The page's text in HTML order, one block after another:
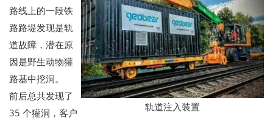
轨道注入装置
路线上的一段铁
路路堤发现是轨
道故障，潜在原
因是野生动物獾
路基中挖洞。
前后总共发现了
35 个獾洞，客户